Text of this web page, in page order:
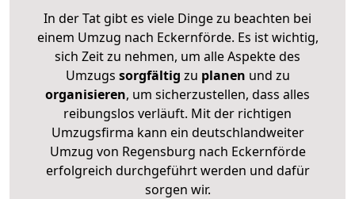
In der Tat gibt es viele Dinge zu beachten bei
einem Umzug nach Eckernförde. Es ist wichtig,
sich Zeit zu nehmen, um alle Aspekte des
Umzugs sorgfältig zu planen und zu
organisieren, um sicherzustellen, dass alles
reibungslos verläuft. Mit der richtigen
Umzugsfirma kann ein deutschlandweiter
Umzug von Regensburg nach Eckernförde
erfolgreich durchgeführt werden und dafür
sorgen wir.